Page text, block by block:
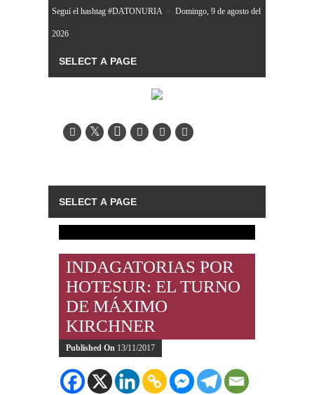
Seguí el hashtag #DATONURIA » Domingo, 9 de agosto del
2026
INDAGATORIAS POR
HOTESUR: EL TURNO
DE MÁXIMO
KIRCHNER
Published On 13/11/2017